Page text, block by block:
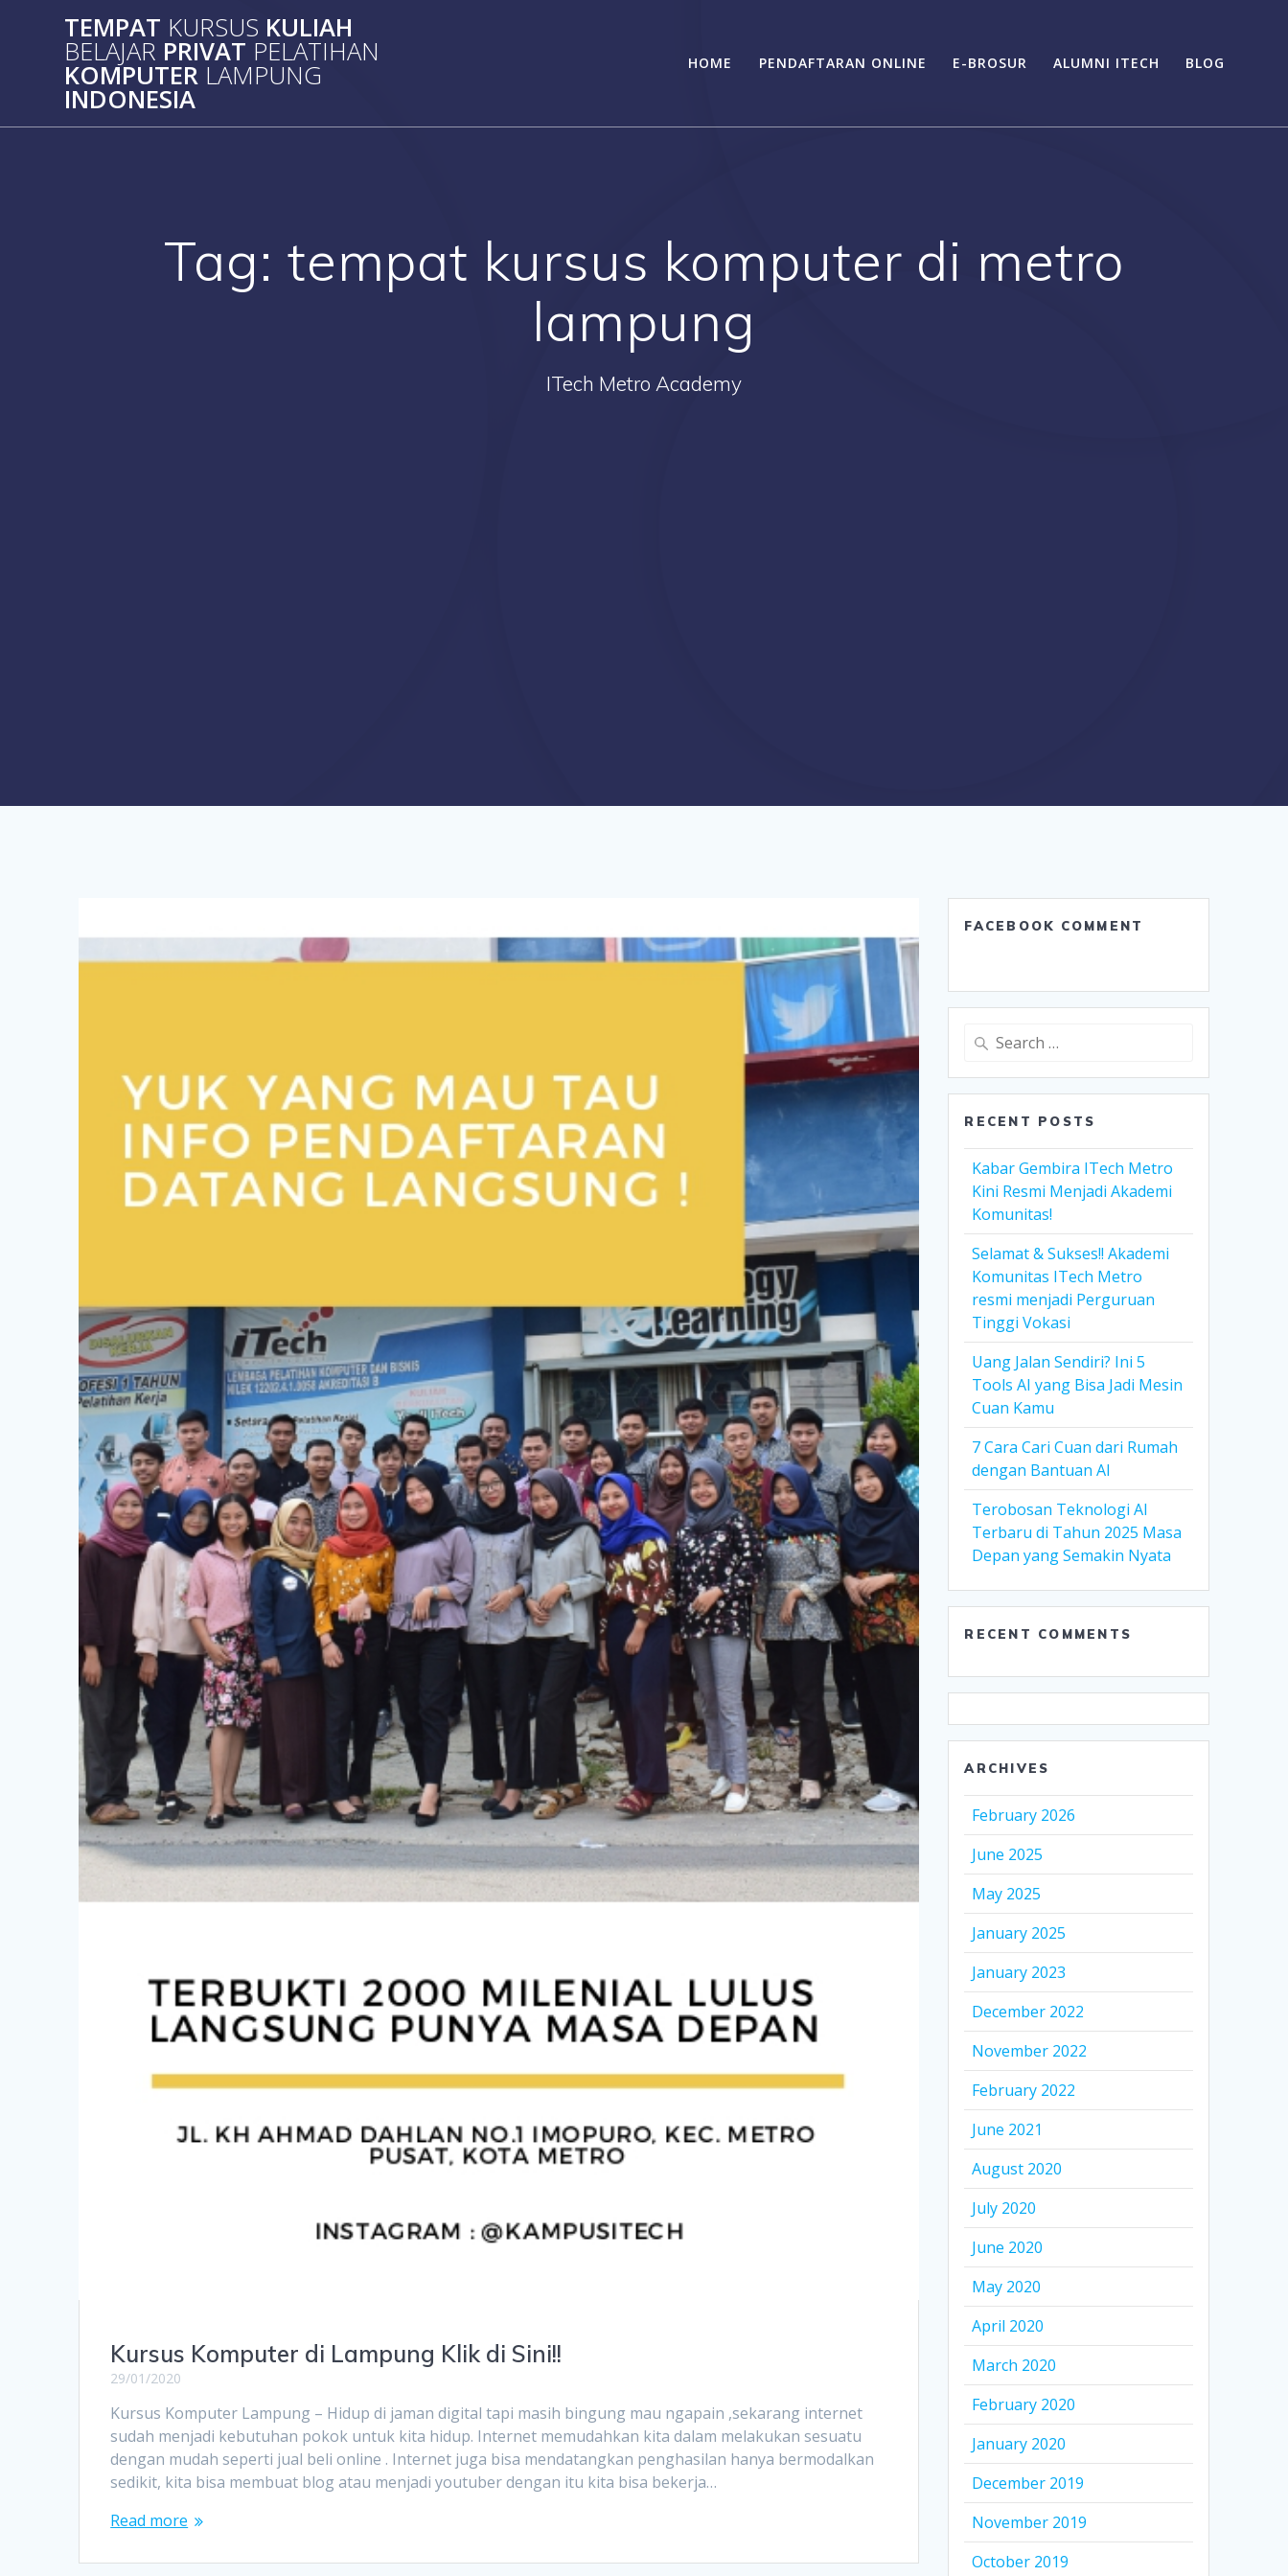
TEMPAT KURSUS KULIAH
BELAJAR PRIVAT PELATIHAN
KOMPUTER LAMPUNG
INDONESIA
HOME PENDAFTARAN ONLINE E-BROSUR ALUMNI ITECH BLOG
Tag: tempat kursus komputer di metro
lampung
ITech Metro Academy
Kursus Komputer di Lampung Klik di Sini!!
29/01/2020
Kursus Komputer Lampung – Hidup di jaman digital tapi masih bingung mau ngapain ,sekarang internet
sudah menjadi kebutuhan pokok untuk kita hidup. Internet memudahkan kita dalam melakukan sesuatu
dengan mudah seperti jual beli online . Internet juga bisa mendatangkan penghasilan hanya bermodalkan
sedikit, kita bisa membuat blog atau menjadi youtuber dengan itu kita bisa bekerja…
Read more
FACEBOOK COMMENT
Search
RECENT POSTS
Kabar Gembira ITech Metro
Kini Resmi Menjadi Akademi
Komunitas!
Selamat & Sukses!! Akademi
Komunitas ITech Metro
resmi menjadi Perguruan
Tinggi Vokasi
Uang Jalan Sendiri? Ini 5
Tools AI yang Bisa Jadi Mesin
Cuan Kamu
7 Cara Cari Cuan dari Rumah
dengan Bantuan AI
Terobosan Teknologi AI
Terbaru di Tahun 2025 Masa
Depan yang Semakin Nyata
RECENT COMMENTS
ARCHIVES
February 2026
June 2025
May 2025
January 2025
January 2023
December 2022
November 2022
February 2022
June 2021
August 2020
July 2020
June 2020
May 2020
April 2020
March 2020
February 2020
January 2020
December 2019
November 2019
October 2019